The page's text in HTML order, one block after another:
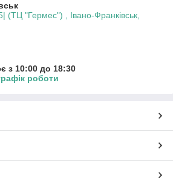
(ТЦ "Гермес") , Івано-Франківськ,
з 10:00 до 18:30
роботи